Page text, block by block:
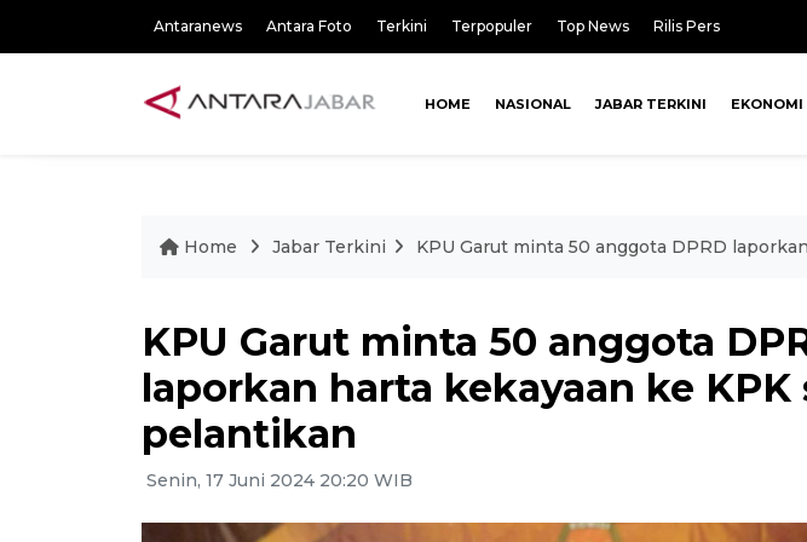
Antaranews Antara Foto Terkini Terpopuler Top News Rilis Pers
HOME NASIONAL JABAR TERKINI EKONOMI
Home Jabar Terkini KPU Garut minta 50 anggota DPRD
KPU Garut minta 50 anggota
laporkan harta kekayaan ke KPK
pelantikan
Senin, 17 Juni 2024 20:20 WIB